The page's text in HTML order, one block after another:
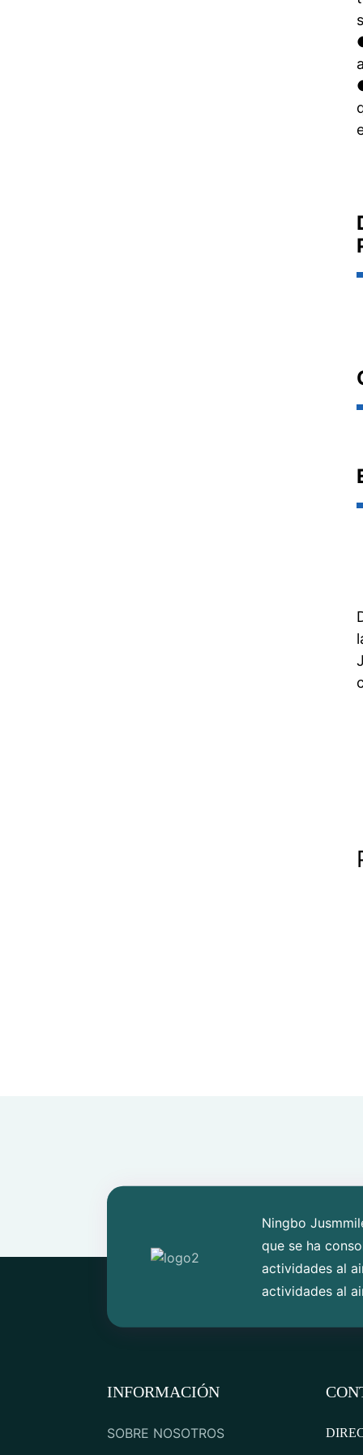
Ningbo
que se ha
actividades al
actividades al
INFORMACIÓN
SOBRE NOSOTROS